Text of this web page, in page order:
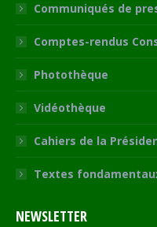
Communiqués de
Comptes-rendus
Photothèque
Vidéothèque
Cahiers de la
Textes
NEWSLETTER